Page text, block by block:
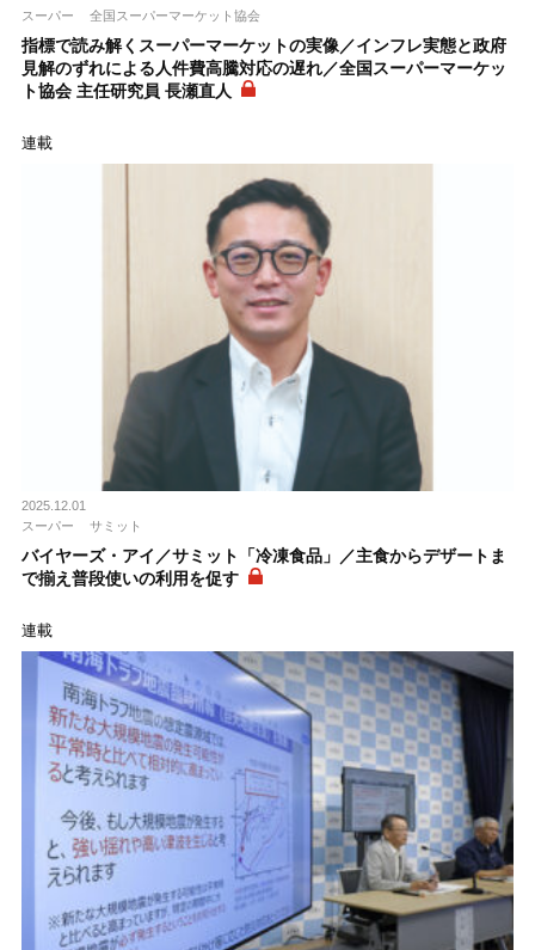
スーパー
全国スーパーマーケット協会
指標で読み解くスーパーマーケットの実像／インフレ実態と政府
見解のずれによる人件費高騰対応の遅れ／全国スーパーマーケッ
ト協会 主任研究員 長瀬直人
連載
2025.12.01
スーパー
サミット
バイヤーズ・アイ／サミット「冷凍食品」／主食からデザートま
で揃え普段使いの利用を促す
連載